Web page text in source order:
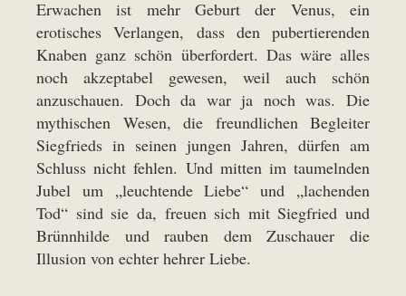
Erwachen ist mehr Geburt der Venus, ein
erotisches Verlangen, dass den pubertierenden
Knaben ganz schön überfordert. Das wäre alles
noch akzeptabel gewesen, weil auch schön
anzuschauen. Doch da war ja noch was. Die
mythischen Wesen, die freundlichen Begleiter
Siegfrieds in seinen jungen Jahren, dürfen am
Schluss nicht fehlen. Und mitten im taumelnden
Jubel um „leuchtende Liebe“ und „lachenden
Tod“ sind sie da, freuen sich mit Siegfried und
Brünnhilde und rauben dem Zuschauer die
Illusion von echter hehrer Liebe.